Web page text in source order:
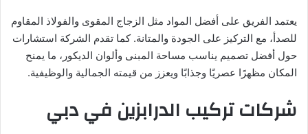
يعتمد الفريق على أفضل المواد مثل الزجاج المقوى والفولاذ المقاوم
للصدأ، مع التركيز على الجودة والمتانة. كما تقدم الشركة استشارات
حول أفضل تصميم يناسب مساحة المبنى وألوان الديكور، ما يمنح
المكان مظهرًا عصريًا وجذابًا ويعزز من قيمته الجمالية والوظيفية.
شركات تركيب الدرابزين في دبي